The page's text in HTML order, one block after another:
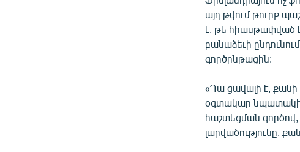
այդ թվում թուրք
է, թե հիասթափված
բանաձեւի
գործընթացին:
«Դա ցավալի է,
օգտակար նպատակի
հաշտեցման գործով,
լարվածությունը,